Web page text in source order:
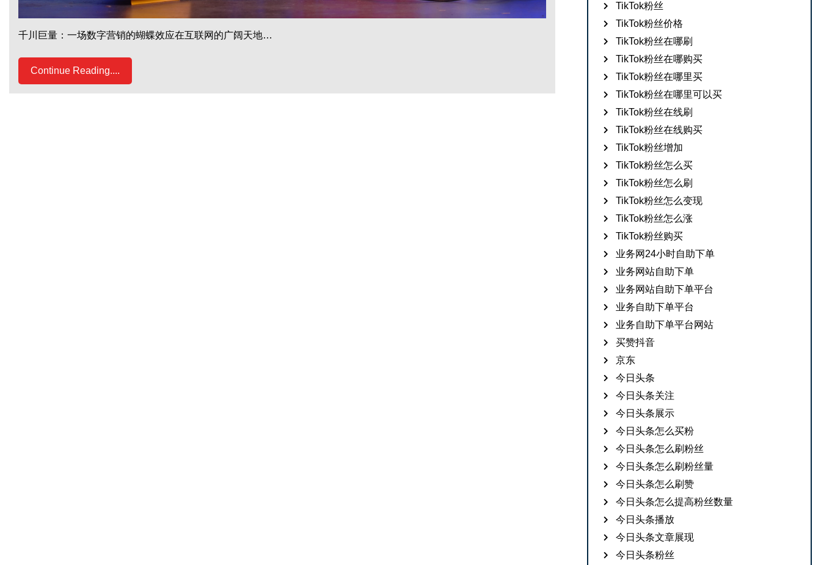
千川巨量：一场数字营销的蝴蝶效应在互联网的广阔天地…
Continue Reading....
TikTok粉丝
TikTok粉丝价格
TikTok粉丝在哪刷
TikTok粉丝在哪购买
TikTok粉丝在哪里买
TikTok粉丝在哪里可以买
TikTok粉丝在线刷
TikTok粉丝在线购买
TikTok粉丝增加
TikTok粉丝怎么买
TikTok粉丝怎么刷
TikTok粉丝怎么变现
TikTok粉丝怎么涨
TikTok粉丝购买
业务网24小时自助下单
业务网站自助下单
业务网站自助下单平台
业务自助下单平台
业务自助下单平台网站
买赞抖音
京东
今日头条
今日头条关注
今日头条展示
今日头条怎么买粉
今日头条怎么刷粉丝
今日头条怎么刷粉丝量
今日头条怎么刷赞
今日头条怎么提高粉丝数量
今日头条播放
今日头条文章展现
今日头条粉丝